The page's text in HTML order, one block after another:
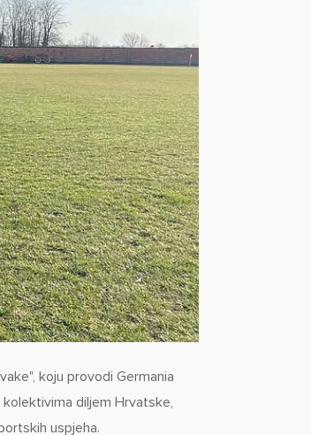
koju provodi Germania
diljem Hrvatske,
uspjeha.